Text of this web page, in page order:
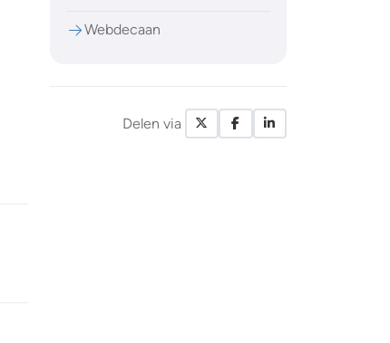
Webdecaan
Delen via X / Twitter
Facebook
LinkedIn